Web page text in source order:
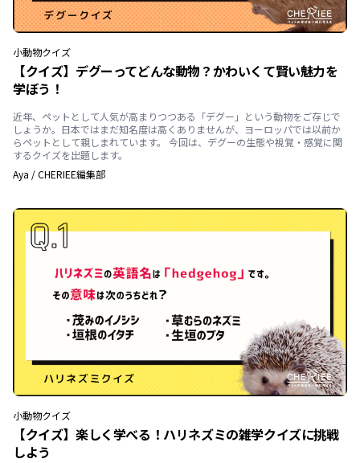
小動物クイズ
【クイズ】デグーってどんな動物？かわいくて賢い魅力を
学ぼう！
近年、ペットとして人気が高まりつつある「デグー」という動物をご存じで
しょうか。日本ではまだ知名度は高くありませんが、ヨーロッパでは以前か
らペットとして親しまれています。 今回は、デグーの生態や視覚・感覚に関
するクイズを出題します。
Aya /CHERIEE編集部
小動物クイズ
【クイズ】楽しく学べる！ハリネズミの雑学クイズに挑戦
しよう